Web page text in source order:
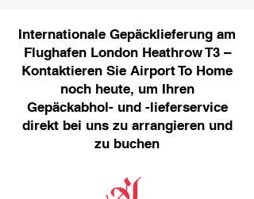
Internationale Gepäcklieferung am
Flughafen London Heathrow T3 –
Kontaktieren Sie Airport To Home
noch heute, um Ihren
Gepäckabhol- und -lieferservice
direkt bei uns zu arrangieren und
zu buchen